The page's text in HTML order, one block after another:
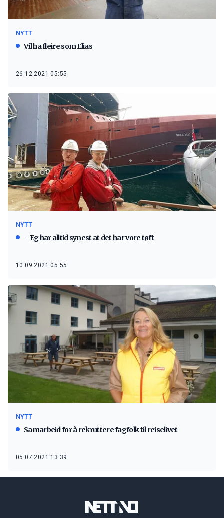
NYTT
Vil ha fleire som Elias
26.12.2021 05:55
NYTT
– Eg har alltid synest at det har vore tøft
10.09.2021 05:55
NYTT
Samarbeid for å rekruttere fagfolk til reiselivet
05.07.2021 13:39